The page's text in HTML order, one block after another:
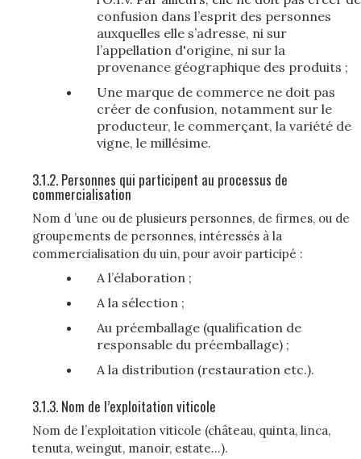
confusion dans l’esprit des personnes
auxquelles elle s’adresse, ni sur
l’appellation d'origine, ni sur la
provenance géographique des produits ;
Une marque de commerce ne doit pas
créer de confusion, notamment sur le
producteur, le commerçant, la variété de
vigne, le millésime.
3.1.2. Personnes qui participent au processus de
commercialisation
Nom d ’une ou de plusieurs personnes, de firmes, ou de
groupements de personnes, intéressés à la
commercialisation du uin, pour avoir participé :
A l’élaboration ;
A la sélection ;
Au préemballage (qualification de
responsable du préemballage) ;
A la distribution (restauration etc.).
3.1.3. Nom de l’exploitation viticole
Nom de l’exploitation viticole (château, quinta, linca,
tenuta, weingut, manoir, estate...).